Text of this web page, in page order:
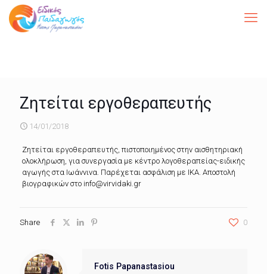
Ζητείται εργοθεραπευτής
14/01/2018
Ζητείται εργοθεραπευτής, πιστοποιημένος στην αισθητηριακή
ολοκλήρωση, για συνεργασία με κέντρο λογοθεραπείας-ειδικής
αγωγής στα Ιωάννινα. Παρέχεται ασφάλιση με ΙΚΑ. Αποστολή
βιογραφικών στο info@virvidaki.gr
Share 0
Fotis Papanastasiou